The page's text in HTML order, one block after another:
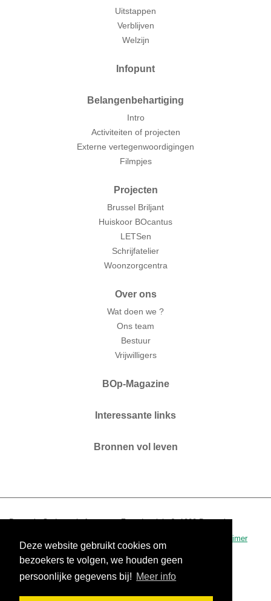
Deze website gebruikt cookies om
bezoekers te volgen, we houden geen
persoonlijke gegevens bij! Meer info
Uitstappen
Verblijven
Welzijn
Infopunt
Belangenbehartiging
Intro
Activiteiten of projecten
Externe vertegenwoordigingen
Filmpjes
Projecten
Brussel Briljant
Huiskoor BOcantus
LETSen
Schrijfatelier
Woonzorgcentra
Over ons
Wat doen we ?
Ons team
Bestuur
Vrijwilligers
BOp-Magazine
Interessante links
Bronnen vol leven
Brussels Ouderenplatform vzw. Zaterdagplein 6. 1000 Brussel.
disclaimer
0434.390.942 - RPR Brussel